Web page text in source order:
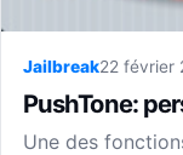
Jailbreak22 février
PushTone:
Une des